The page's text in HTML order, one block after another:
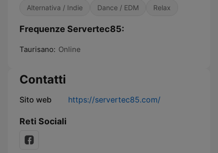
Alternativa / Indie Dance / EDM Relax
Frequenze Servertec85:
Taurisano: Online
Contatti
Sito web https://servertec85.com/
Reti Sociali